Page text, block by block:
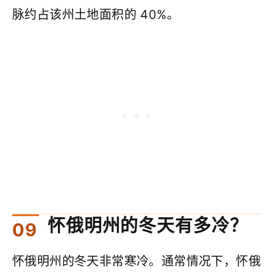
脉约占该州土地面积的 40%。
怀俄明州的冬天有多冷？
怀俄明州的冬天非常寒冷。通常情况下，怀俄